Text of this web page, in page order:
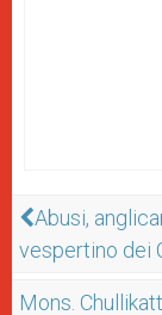
Abusi,
vespertino dei
Mons.